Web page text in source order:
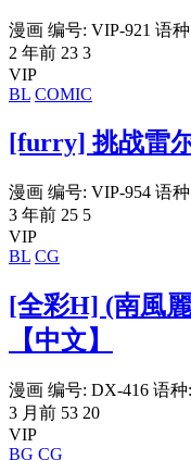
漫画 编号: VIP-921 语
2 年前 23 3
VIP
BL COMIC
[furry] 挑战雷
漫画 编号: VIP-954 语
3 年前 25 5
VIP
BL CG
[全彩H] (南風
【中文】
漫画 编号: DX-416 语
3 月前 53 20
VIP
BG CG